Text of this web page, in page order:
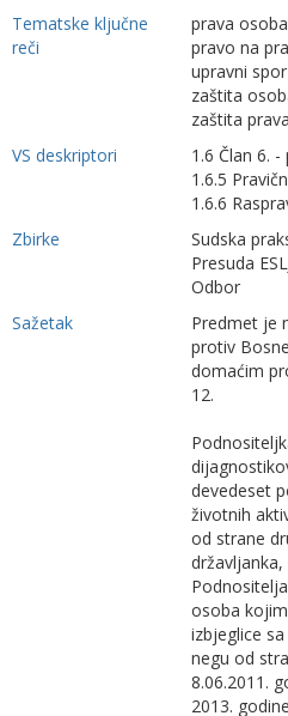
Tematske ključne
reči
prava
pravo na
upravni spor
zaštita
zaštita
VS deskriptori
1.6 Član 6.
1.6.5
1.6.6
Zbirke
Sudska
Presuda
Odbor
Sažetak
Predmet je
protiv
domaćim
12.
devedeset
životnih
od strane
osoba
izbjeglice
negu od
8.06.2011.
2013.